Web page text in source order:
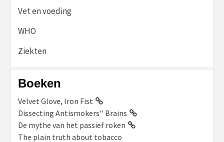
Vet en voeding
WHO
Ziekten
Boeken
Velvet Glove, Iron Fist
Dissecting Antismokers'' Brains
De mythe van het passief roken
The plain truth about tobacco